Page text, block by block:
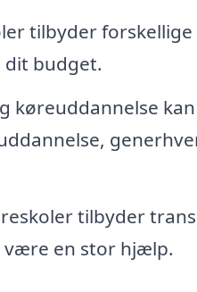
tilbyder
dit budget.
køreuddannelse
tilbyder
være en stor hjælp.